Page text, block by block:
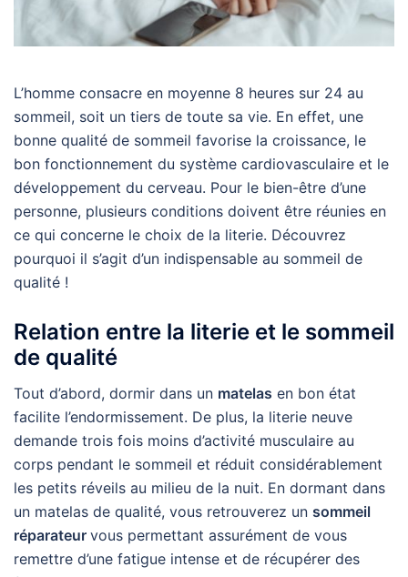
L’homme consacre en moyenne 8 heures sur 24 au
sommeil, soit un tiers de toute sa vie. En effet, une
bonne qualité de sommeil favorise la croissance, le
bon fonctionnement du système cardiovasculaire et le
développement du cerveau. Pour le bien-être d’une
personne, plusieurs conditions doivent être réunies en
ce qui concerne le choix de la literie. Découvrez
pourquoi il s’agit d’un indispensable au sommeil de
qualité !
Relation entre la literie et le sommeil
de qualité
Tout d’abord, dormir dans un matelas en bon état
facilite l’endormissement. De plus, la literie neuve
demande trois fois moins d’activité musculaire au
corps pendant le sommeil et réduit considérablement
les petits réveils au milieu de la nuit. En dormant dans
un matelas de qualité, vous retrouverez un sommeil
réparateur vous permettant assurément de vous
remettre d’une fatigue intense et de récupérer des